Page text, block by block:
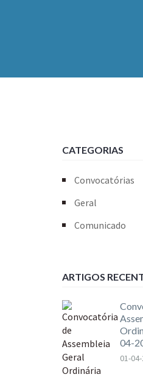
CATEGORIAS
Convocatórias
Geral
Comunicado
ARTIGOS
04-
01-